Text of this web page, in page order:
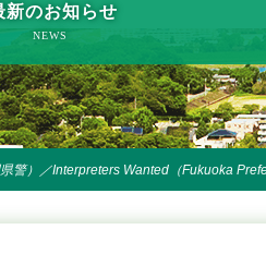
新のお知らせ
警）／Interpreters Wanted（Fukuoka